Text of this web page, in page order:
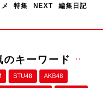
特集 NEXT 編集日記
のキーワード
STU48 AKB48